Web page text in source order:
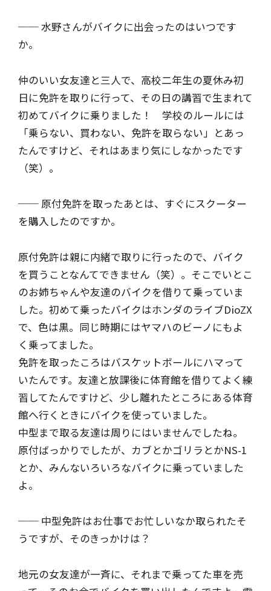
── 水野さんがバイクに出会ったのはいつです
か。
仲のいい女友達と三人で、高校二年生の夏休み初
日に免許を取りに行って、その日の講習で生まれて
初めてバイクに乗りました！ 学校のルールには
「乗らない、買わない、免許を取らない」とあっ
たんですけど、それはあまり気にしなかったです
（笑）。
── 原付免許を取ったあとは、すぐにスクーター
を購入したのですか。
原付免許は親に内緒で取りに行ったので、バイク
を買うことなんてできません（笑）。そこでいとこ
のお姉ちゃんや友達のバイクを借りて乗っていま
した。初めて乗ったバイクはホンダのライブDioZX
で、色は黒。同じ時期にはヤマハのビーノにもよ
く乗ってました。
免許を取ったころはバスケットボールにハマって
いたんです。友達と放課後に体育館を借りてよく練
習してたんですけど、少し離れたところにある体育
館へ行くときにバイクを使っていました。
中型まで取る友達は周りにはいませんでしたね。
原付ばっかりでしたが、カブとかゴリラとかNS-1
とか、みんないろいろなバイクに乗っていました
よ。
── 中型免許はお仕事でお忙しいなか取られたそ
うですが、そのきっかけは？
地元の女友達が一斉に、それまで乗ってた車を売